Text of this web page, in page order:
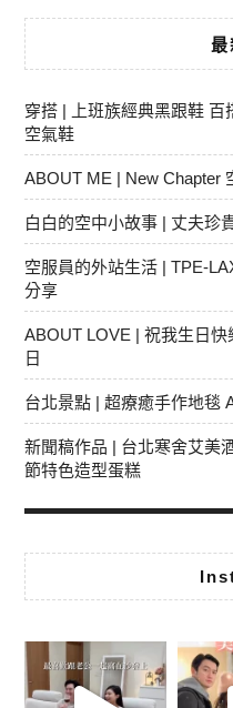
最
穿搭 | 上班族經典黑跟鞋
空氣鞋
ABOUT ME | New Chapter
白白的空中小故事 | 丈夫珍
空服員的外站生活 | TPE-
分享
ABOUT LOVE | 祝我生日
日
台北景點 | 超療癒手作地毯
新聞稿作品 | 台北寒舍艾美
節特色造型蛋糕